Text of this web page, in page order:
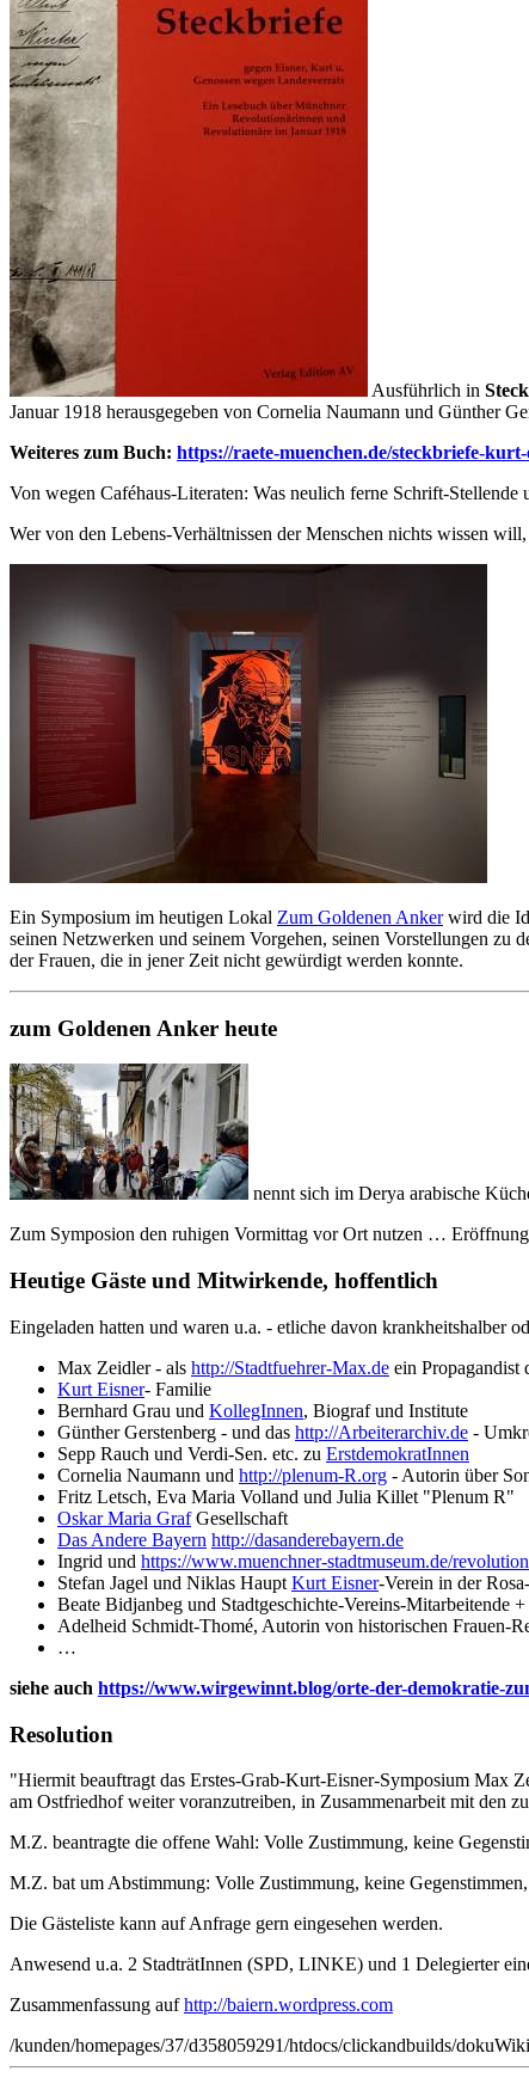
Ausführlich in
Januar 1918 herausgegeben von Cornelia Naumann und Günther
Weiteres zum Buch: https://raete-muenchen.de/steckbriefe-kurt-
Von wegen Caféhaus-Literaten: Was neulich ferne Schrift-
Wer von den Lebens-Verhältnissen der Menschen nichts wissen
Ein Symposium im heutigen Lokal Zum Goldenen Ankerwird die
seinen Netzwerken und seinem Vorgehen, seinen Vorstellungen zu
der Frauen, die in jener Zeit nicht gewürdigt werden konnte.
zum Goldenen Anker heute
nennt sich im Derya arabische
Zum Symposion den ruhigen Vormittag vor Ort nutzen …
Heutige Gäste und Mitwirkende, hoffentlich
Eingeladen hatten und waren u.a. - etliche davon krankheitshalber
Max Zeidler - als http://Stadtfuehrer-Max.de ein Propagandist
Kurt Eisner- Familie
Bernhard Grau und KollegInnen, Biograf und Institute
Günther Gerstenberg - und das http://Arbeiterarchiv.de -
Sepp Rauch und Verdi-Sen. etc. zu ErstdemokratInnen
Cornelia Naumann und http://plenum-R.org - Autorin über
Fritz Letsch, Eva Maria Volland und Julia Killet "Plenum R"
Oskar Maria GrafGesellschaft
Das Andere Bayern http://dasanderebayern.de
Ingrid und https://www.muenchner-stadtmuseum.de/
Stefan Jagel und Niklas Haupt Kurt Eisner-Verein in der
Beate Bidjanbeg und Stadtgeschichte-Vereins-Mitarbeitende +
Adelheid Schmidt-Thomé, Autorin von historischen Frauen-
…
siehe auch https://www.wirgewinnt.blog/orte-der-demokratie-
Resolution
"Hiermit beauftragt das Erstes-Grab-Kurt-Eisner-Symposium Max
am Ostfriedhof weiter voranzutreiben, in Zusammenarbeit mit den
M.Z. beantragte die offene Wahl: Volle Zustimmung, keine
M.Z. bat um Abstimmung: Volle Zustimmung, keine
Die Gästeliste kann auf Anfrage gern eingesehen werden.
Anwesend u.a. 2 StadträtInnen (SPD, LINKE) und 1 Delegierter
Zusammenfassung aufhttp://baiern.wordpress.com
/kunden/homepages/37/d358059291/htdocs/clickandbuilds/